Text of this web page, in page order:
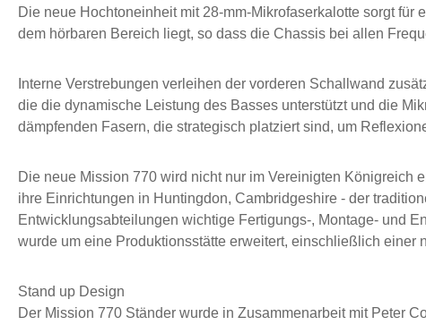
Die neue Hochtoneinheit mit 28-mm-Mikrofaserkalotte sorgt
dem hörbaren Bereich liegt, so dass die Chassis bei allen
Interne Verstrebungen verleihen der vorderen Schallwand
die die dynamische Leistung des Basses unterstützt und die
dämpfenden Fasern, die strategisch platziert sind, um
Die neue Mission 770 wird nicht nur im Vereinigten Königreich
ihre Einrichtungen in Huntingdon, Cambridgeshire - der
Entwicklungsabteilungen wichtige Fertigungs-, Montage- und
wurde um eine Produktionsstätte erweitert, einschließlich einer
Stand up Design
Der Mission 770 Ständer wurde in Zusammenarbeit mit Peter